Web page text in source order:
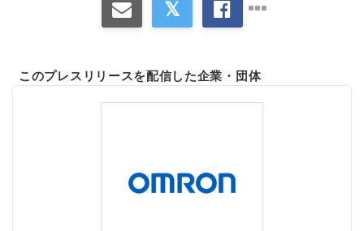
このプレスリリースを配信した企業・団体